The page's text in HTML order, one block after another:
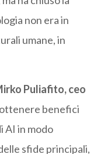
non era in
umane, in
Puliafito, ceo
benefici
AI in modo
sfide principali,